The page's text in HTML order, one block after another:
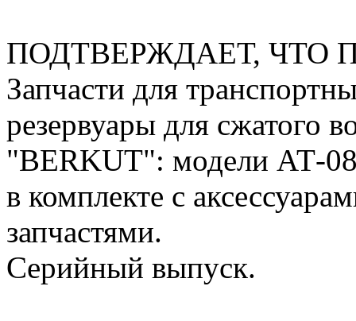
ПОДТВЕРЖДАЕТ, ЧТО
Запчасти для
резервуары для сжатого
"BERKUT": модели АТ-
в комплекте с
запчастями.
Серийный выпуск.